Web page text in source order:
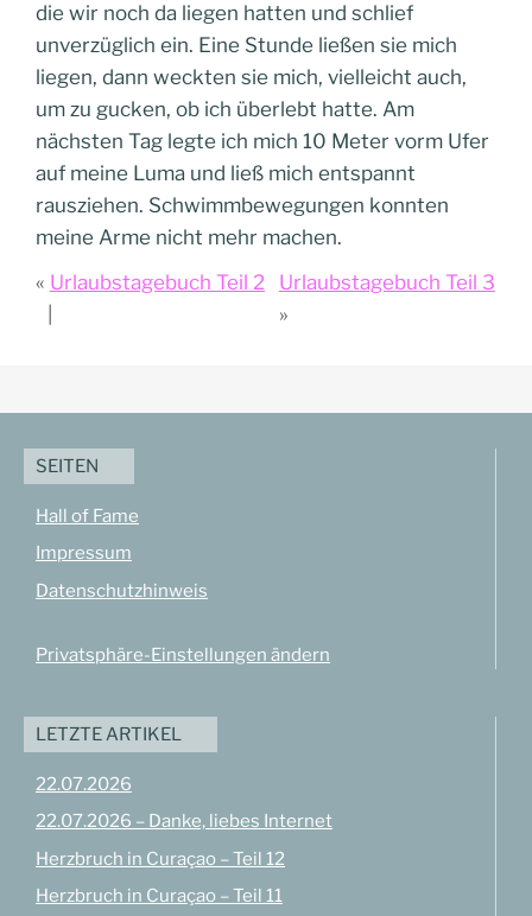
die wir noch da liegen hatten und schlief
unverzüglich ein. Eine Stunde ließen sie mich
liegen, dann weckten sie mich, vielleicht auch,
um zu gucken, ob ich überlebt hatte. Am
nächsten Tag legte ich mich 10 Meter vorm Ufer
auf meine Luma und ließ mich entspannt
rausziehen. Schwimmbewegungen konnten
meine Arme nicht mehr machen.
Urlaubstagebuch Teil 2
Urlaubstagebuch Teil 3
SEITEN
Hall of Fame
Impressum
Datenschutzhinweis
Privatsphäre-Einstellungen ändern
LETZTE ARTIKEL
22.07.2026
22.07.2026 – Danke, liebes Internet
Herzbruch in Curaçao – Teil 12
Herzbruch in Curaçao – Teil 11